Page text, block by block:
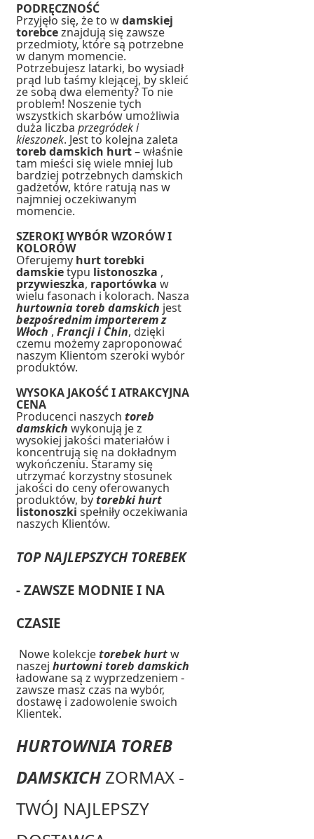
PODRĘCZNOŚĆ
Przyjęło się, że to wdamskiej
torebceznajdują się zawsze
przedmioty, które są potrzebne
w danym momencie.
Potrzebujesz latarki, bo wysiadł
prąd lub taśmy klejącej, by skleić
ze sobą dwa elementy? To nie
problem! Noszenie tych
wszystkich skarbów umożliwia
duża liczbaprzegródek i
kieszonek. Jest to kolejna zaleta
toreb damskich hurt– właśnie
tam mieści się wiele mniej lub
bardziej potrzebnych damskich
gadżetów, które ratują nas w
najmniej oczekiwanym
momencie.
SZEROKI WYBÓR WZORÓW I
KOLORÓW
Oferujemy hurt torebki
damskietypu listonoszka ,
przywieszka, raportówkaw
wielu fasonach i kolorach. Nasza
hurtownia toreb damskich jest
bezpośrednim importerem z
Włoch ,Francji i Chin, dzięki
czemu możemy zaproponować
naszym Klientom szeroki wybór
produktów.
WYSOKA JAKOŚĆ I ATRAKCYJNA
CENA
Producenci naszychtoreb
damskich wykonują je z
wysokiej jakości materiałów i
koncentrują się na dokładnym
wykończeniu. Staramy się
utrzymać korzystny stosunek
jakości do ceny oferowanych
produktów, bytorebki hurt
listonoszkispełniły oczekiwania
naszych Klientów.
TOP NAJLEPSZYCH TOREBEK
- ZAWSZE MODNIE I NA
CZASIE
Nowe kolekcjetorebek hurtw
naszejhurtowni toreb damskich
ładowane są z wyprzedzeniem -
zawsze masz czas na wybór,
dostawę i zadowolenie swoich
Klientek.
HURTOWNIA TOREB
DAMSKICH ZORMAX -
TWÓJ NAJLEPSZY